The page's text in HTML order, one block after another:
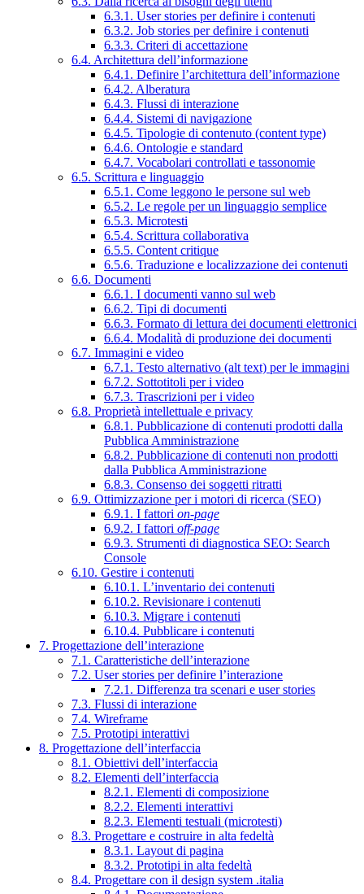
6.3.1. User stories per definire i contenuti
6.3.2. Job stories per definire i contenuti
6.3.3. Criteri di accettazione
6.4. Architettura dell’informazione
6.4.1. Definire l’architettura dell’informazione
6.4.2. Alberatura
6.4.3. Flussi di interazione
6.4.4. Sistemi di navigazione
6.4.5. Tipologie di contenuto (content type)
6.4.6. Ontologie e standard
6.4.7. Vocabolari controllati e tassonomie
6.5. Scrittura e linguaggio
6.5.1. Come leggono le persone sul web
6.5.2. Le regole per un linguaggio semplice
6.5.3. Microtesti
6.5.4. Scrittura collaborativa
6.5.5. Content critique
6.5.6. Traduzione e localizzazione dei contenuti
6.6. Documenti
6.6.1. I documenti vanno sul web
6.6.2. Tipi di documenti
6.6.3. Formato di lettura dei documenti elettronici
6.6.4. Modalità di produzione dei documenti
6.7. Immagini e video
6.7.1. Testo alternativo (alt text) per le immagini
6.7.2. Sottotitoli per i video
6.7.3. Trascrizioni per i video
6.8. Proprietà intellettuale e privacy
6.8.1. Pubblicazione di contenuti prodotti dalla
Pubblica Amministrazione
6.8.2. Pubblicazione di contenuti non prodotti
dalla Pubblica Amministrazione
6.8.3. Consenso dei soggetti ritratti
6.9. Ottimizzazione per i motori di ricerca (SEO)
6.9.1. I fattori on-page
6.9.2. I fattori off-page
6.9.3. Strumenti di diagnostica SEO: Search
Console
6.10. Gestire i contenuti
6.10.1. L’inventario dei contenuti
6.10.2. Revisionare i contenuti
6.10.3. Migrare i contenuti
6.10.4. Pubblicare i contenuti
7. Progettazione dell’interazione
7.1. Caratteristiche dell’interazione
7.2. User stories per definire l’interazione
7.2.1. Differenza tra scenari e user stories
7.3. Flussi di interazione
7.4. Wireframe
7.5. Prototipi interattivi
8. Progettazione dell’interfaccia
8.1. Obiettivi dell’interfaccia
8.2. Elementi dell’interfaccia
8.2.1. Elementi di composizione
8.2.2. Elementi interattivi
8.2.3. Elementi testuali (microtesti)
8.3. Progettare e costruire in alta fedeltà
8.3.1. Layout di pagina
8.3.2. Prototipi in alta fedeltà
8.4. Progettare con il design system .italia